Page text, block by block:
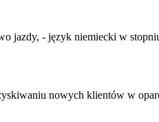
jazdy, - język niemiecki w
nowych klientów w